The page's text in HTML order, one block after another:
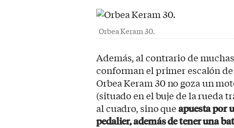
Orbea Keram 30.
Además, al contrario de
conforman el primer escalón
Orbea Keram 30 no goza un
(situado en el buje de la rueda
al cuadro, sino queapuesta por
pedalier, además de tener una